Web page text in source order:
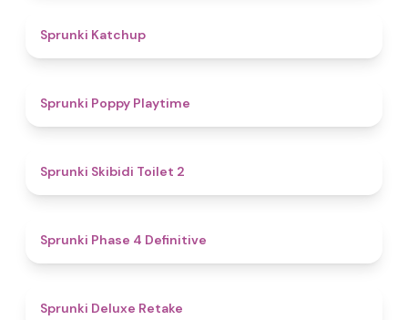
Sprunki Katchup
Sprunki Poppy Playtime
Sprunki Skibidi Toilet 2
Sprunki Phase 4 Definitive
Sprunki Deluxe Retake